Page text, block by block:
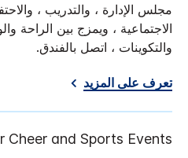
مجلس الإدارة ، والتدريب ،
الاجتماعية ، ويمزج بين الراحة
والتكوينات ، اتصل بالفندق.
تعرف على المزيد